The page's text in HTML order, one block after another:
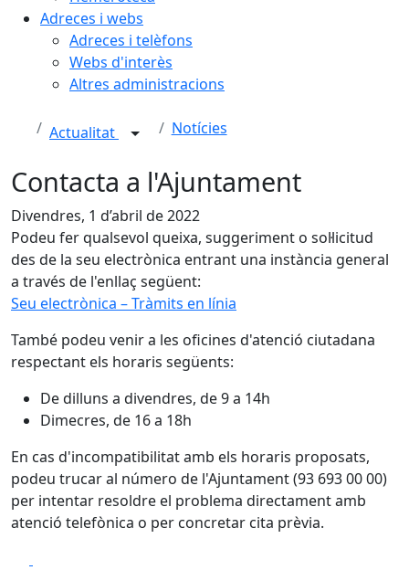
Adreces i webs
Adreces i telèfons
Webs d'interès
Altres administracions
Actualitat Notícies
Contacta a l'Ajuntament
Divendres, 1 d’abril de 2022
Podeu fer qualsevol queixa, suggeriment o sol·licitud
des de la seu electrònica entrant una instància general
a través de l'enllaç següent:
Seu electrònica – Tràmits en línia
També podeu venir a les oficines d'atenció ciutadana
respectant els horaris següents:
De dilluns a divendres, de 9 a 14h
Dimecres, de 16 a 18h
En cas d'incompatibilitat amb els horaris proposats,
podeu trucar al número de l'Ajuntament (93 693 00 00)
per intentar resoldre el problema directament amb
atenció telefònica o per concretar cita prèvia.